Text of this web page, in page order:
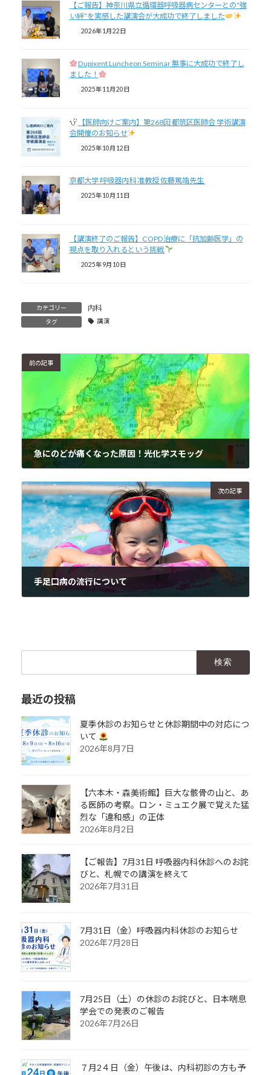
【ご報告】神奈川県立循環器呼吸器病センターとの“強
い絆”を実感した講演会が大成功で終了しました
2026年1月22日
Dupixent Luncheon Seminar 無事に大成功で終了し
ました！
2025年11月20日
【医師向けご案内】第268回 都筑区医師会 学術講演
会開催のお知らせ
2025年10月12日
京都大学 呼吸器内科 准教授 佐藤篤靖先生
2025年10月11日
【講演終了のご報告】COPD治療に「抗加齢医学」の
視点を取り入れるという挑戦
2025年9月10日
カテゴリー 内科
タグ 講演
前の記事
急にのどが痛くなった原因！光化学スモッグ
次の記事
手足口病の流行について
最近の投稿
夏季休診のお知らせと休診期間中の対応につ
いて
2026年8月7日
【六本木・森美術館】巨大な骸骨の山と、あ
る医師の考察。ロン・ミュエク展で覚えた猛
烈な「違和感」の正体
2026年8月2日
【ご報告】7月31日 呼吸器内科休診へのお詫
びと、札幌での講演を終えて
2026年7月31日
7月31日（金）呼吸器内科休診のお知らせ
2026年7月28日
7月25日（土）の休診のお詫びと、日本喘息
学会での発表のご報告
2026年7月26日
７月2４日（金）午後は、内科初診の方も予